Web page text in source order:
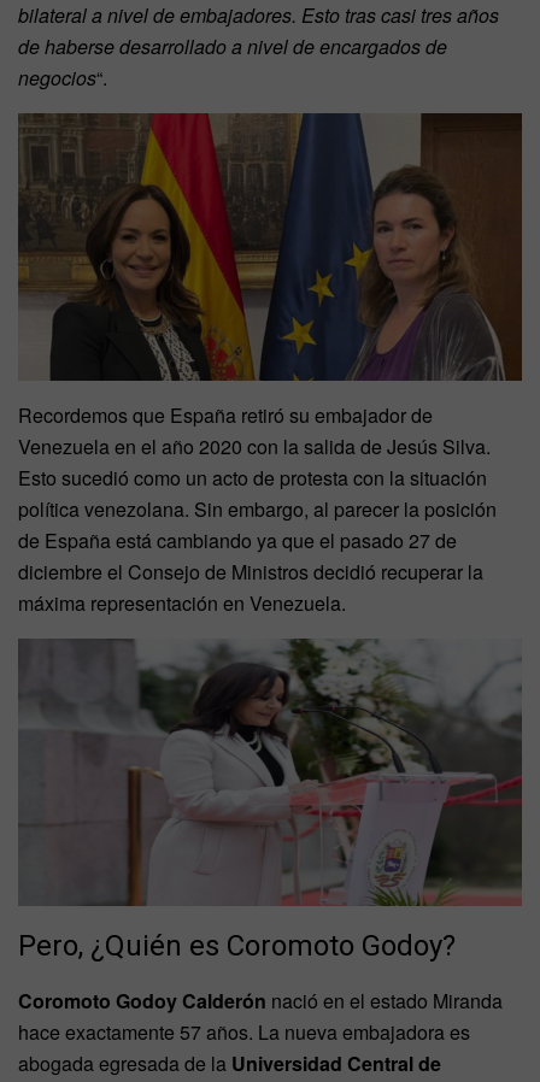
bilateral a nivel de embajadores. Esto tras casi tres años
de haberse desarrollado a nivel de encargados de
negocios“.
Recordemos que España retiró su embajador de
Venezuela en el año 2020 con la salida de Jesús Silva.
Esto sucedió como un acto de protesta con la situación
política venezolana. Sin embargo, al parecer la posición
de España está cambiando ya que el pasado 27 de
diciembre el Consejo de Ministros decidió recuperar la
máxima representación en Venezuela.
Pero, ¿Quién es Coromoto Godoy?
Coromoto Godoy Calderón nació en el estado Miranda
hace exactamente 57 años. La nueva embajadora es
abogada egresada de la Universidad Central de